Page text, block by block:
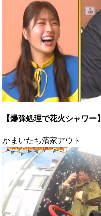
【爆弾処理で花火シャワー】
かまいたち濱家アウト